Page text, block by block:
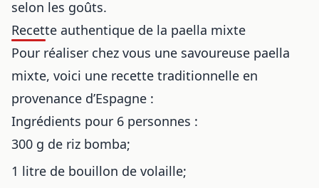
selon les goûts.
Recette authentique de la paella mixte
Pour réaliser chez vous une savoureuse paella
mixte, voici une recette traditionnelle en
provenance d’Espagne :
Ingrédients pour 6 personnes :
300 g de riz bomba;
1 litre de bouillon de volaille;